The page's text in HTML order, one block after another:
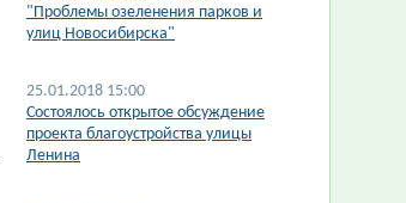
"Проблемы озеленения парков и
улиц Новосибирска"
25.01.2018 15:00
Состоялось открытое обсуждение
проекта благоустройства улицы
Ленина